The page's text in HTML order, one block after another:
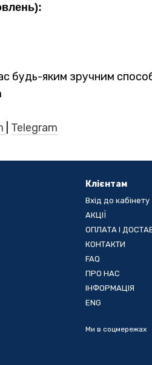
будь-яким зручним
Telegram
Клієнтам
Вхід до кабінету
АКЦІЇ
ОПЛАТА І
КОНТАКТИ
FAQ
ПРО НАС
ІНФОРМАЦІЯ
ENG
Ми в соцмережах